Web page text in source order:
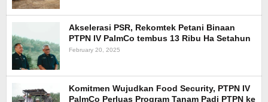
Akselerasi PSR, Rekomtek Petani Binaan
PTPN IV PalmCo tembus 13 Ribu Ha Setahun
February 20, 2025
Komitmen Wujudkan Food Security, PTPN IV
PalmCo Perluas Program Tanam Padi PTPN ke